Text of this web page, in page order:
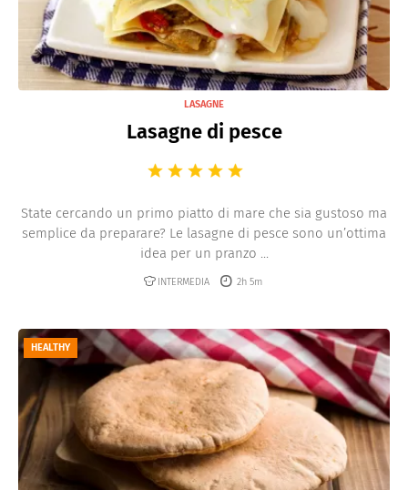
LASAGNE
Lasagne di pesce
State cercando un primo piatto di mare che sia gustoso ma
semplice da preparare? Le lasagne di pesce sono un’ottima
idea per un pranzo ...
INTERMEDIA 2h 5m
HEALTHY